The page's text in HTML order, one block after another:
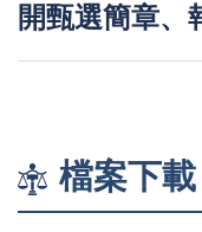
開甄選簡章、
檔案下載